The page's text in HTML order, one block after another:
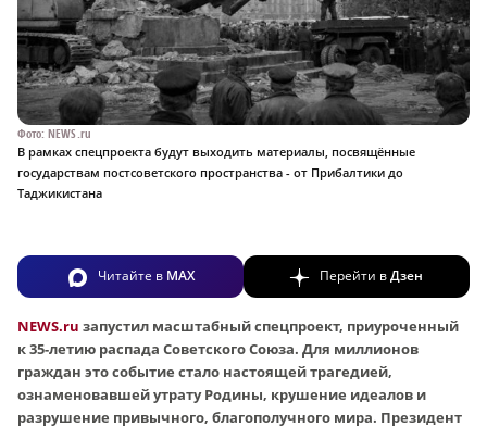
Фото: NEWS.ru
В рамках спецпроекта будут выходить материалы, посвящённые
государствам постсоветского пространства - от Прибалтики до
Таджикистана
Читайте в MAX Перейти вДзен
NEWS.ru запустил масштабный спецпроект, приуроченный
к 35-летию распада Советского Союза. Для миллионов
граждан это событие стало настоящей трагедией,
ознаменовавшей утрату Родины, крушение идеалов и
разрушение привычного, благополучного мира. Президент